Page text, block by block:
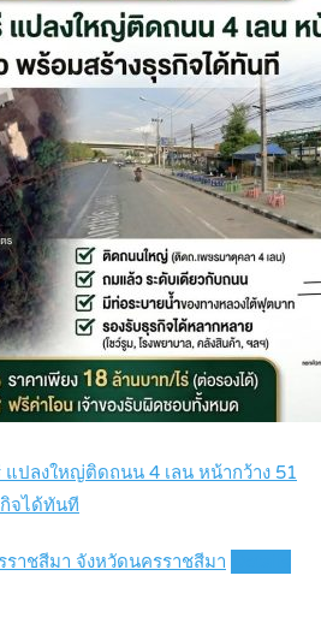
แปลงใหญ่ติดถนน 4 เลน หน้ากว้าง 51
จได้ทันที
ราชสีมา จังหวัดนครราชสีมา